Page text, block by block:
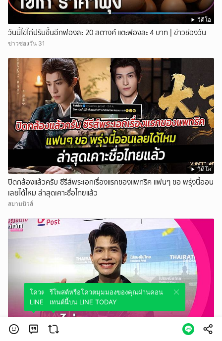
วิดีโอ
วันนี้ไข่ไก่ปรับขึ้นอีกฟองละ 20 สตางค์ แตะฟองละ 4 บาท | ข่าวช่องวัน
ข่าวช่องวัน 31
วิดีโอ
ปิดกล้องแล้วครับ ซีรีส์พระเอกเรื่องแรกของแพทริค แฟนๆ ขอ พรุ่งนี้ออน
เลยได้ไหม ล่าสุดเคาะชื่อไทยแล้ว
สยามนิวส์
วิดีโอ
โควตมุมมองของคุณผ่านคอนเทนต์นี้บน
LINE TODAY
รีโพสต์หรือโควตมุมมองของคุณผ่านคอน
เทนต์นี้บน LINE TODAY